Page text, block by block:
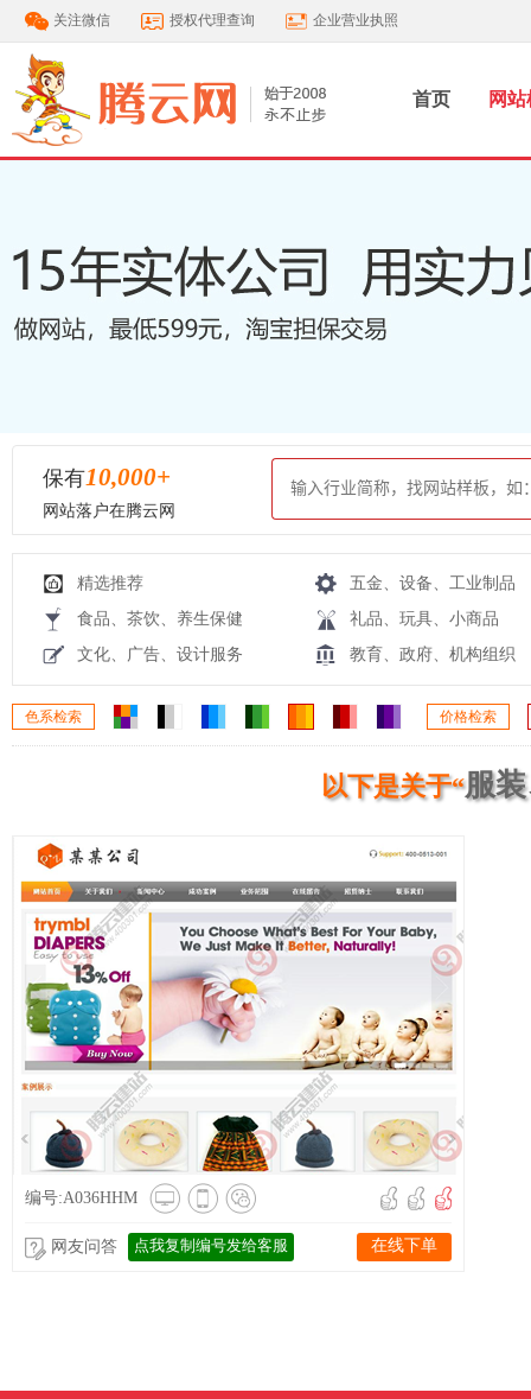
关注微信 授权代理查询 企业营业执照
首页 网
保有10,000+
网站落户在腾云网
精选推荐
五金、设备、工业制品
食品、茶饮、养生保健
礼品、玩具、小商品
文化、广告、设计服务
教育、政府、机构组织
色系检索 价格检索
以下是关于“服
编号:A036HHM
网友问答 点我复制编号发给客服 在线下单